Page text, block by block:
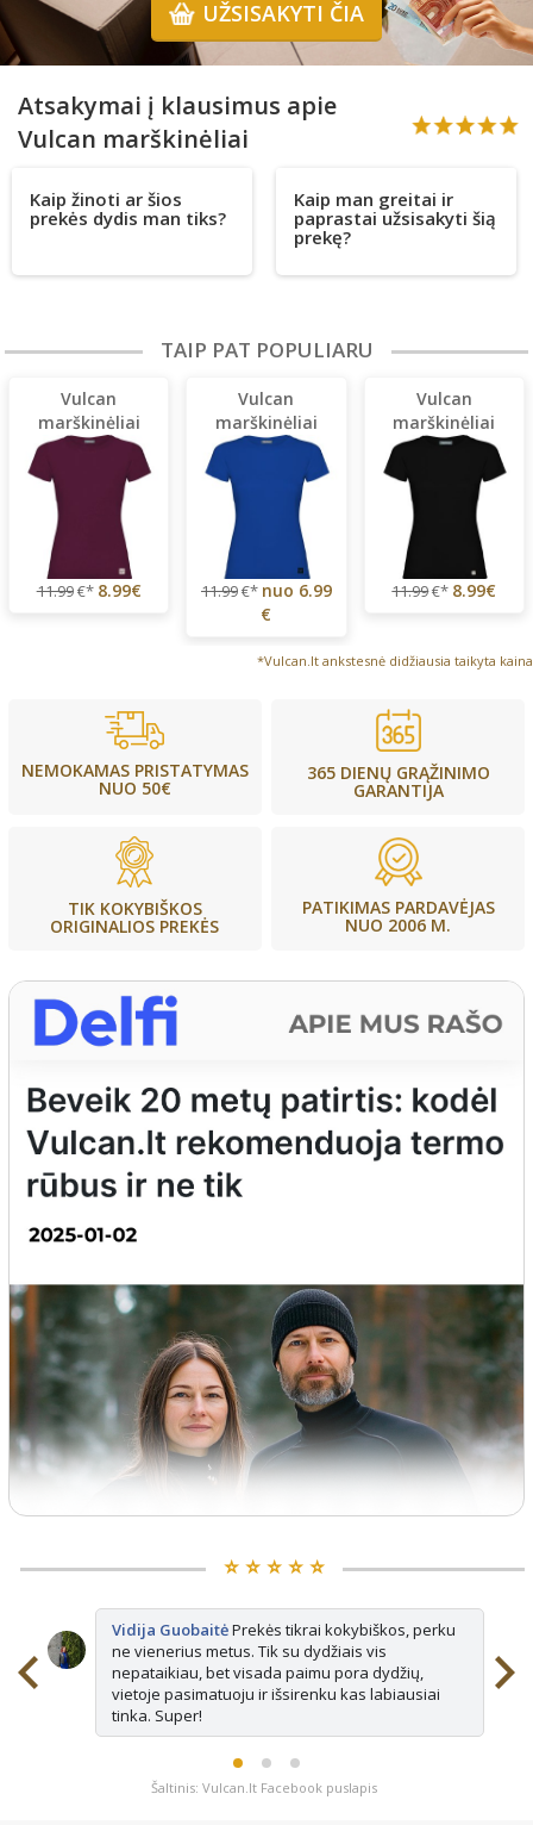
UŽSISAKYTI ČIA
Atsakymai į klausimus apie
Vulcan marškinėliai
Kaip žinoti ar šios
prekės dydis man tiks?
Kaip man greitai ir
paprastai užsisakyti šią
prekę?
TAIP PAT POPULIARU
Vulcan
marškinėliai
11.99€* 8.99€
Vulcan
marškinėliai
11.99€* nuo 6.99
€
Vulcan
marškinėliai
11.99€* 8.99€
*Vulcan.lt ankstesnė didžiausia taikyta kaina
NEMOKAMAS PRISTATYMAS
NUO 50€
365 DIENŲ GRĄŽINIMO
GARANTIJA
TIK KOKYBIŠKOS
ORIGINALIOS PREKĖS
PATIKIMAS PARDAVĖJAS
NUO 2006 M.
⭐️ ⭐️ ⭐️ ⭐️ ⭐️
Vidija GuobaitėPrekės tikrai kokybiškos, perku
ne vienerius metus. Tik su dydžiais vis
nepataikiau, bet visada paimu pora dydžių,
vietoje pasimatuoju ir išsirenku kas labiausiai
tinka. Super!
Šaltinis: Vulcan.lt Facebook puslapis